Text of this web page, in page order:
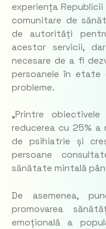
experiența
comunitare de
de autorități
acestor servicii,
necesare de a fi
persoanele în
probleme.
„Printre
reducerea cu 25% a
de psihiatrie și
persoane
sănătate mintală
De asemenea,
promovarea
emoțională a